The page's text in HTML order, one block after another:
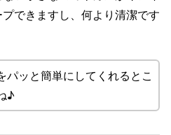
できますし、何より清潔です
パッと簡単にしてくれるとこ
♪